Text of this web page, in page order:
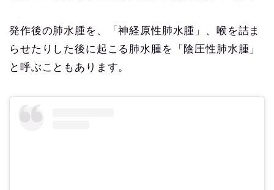
発作後の肺水腫を、「神経原性肺水腫」、喉を詰ま
らせたりした後に起こる肺水腫を「陰圧性肺水腫」
と呼ぶこともあります。